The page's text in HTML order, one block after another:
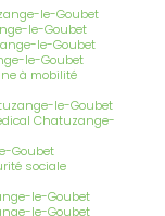
sur Isère|
de couche
Alixan |Louer ou
ou le lendemain
vente de
Les Valence
à Romans sur
Nutritionnels
à Bourg-
fauteuil roulant
et réparation
sur Isère
jour même ou le
le-Goubet
le-Goubet
le-Goubet
le-Goubet
à mobilité
le-Goubet
Chatuzange-
Goubet
sociale
le-Goubet
le-Goubet